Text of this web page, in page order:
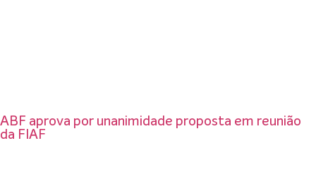
ABF aprova por unanimidade proposta em reunião
da FIAF